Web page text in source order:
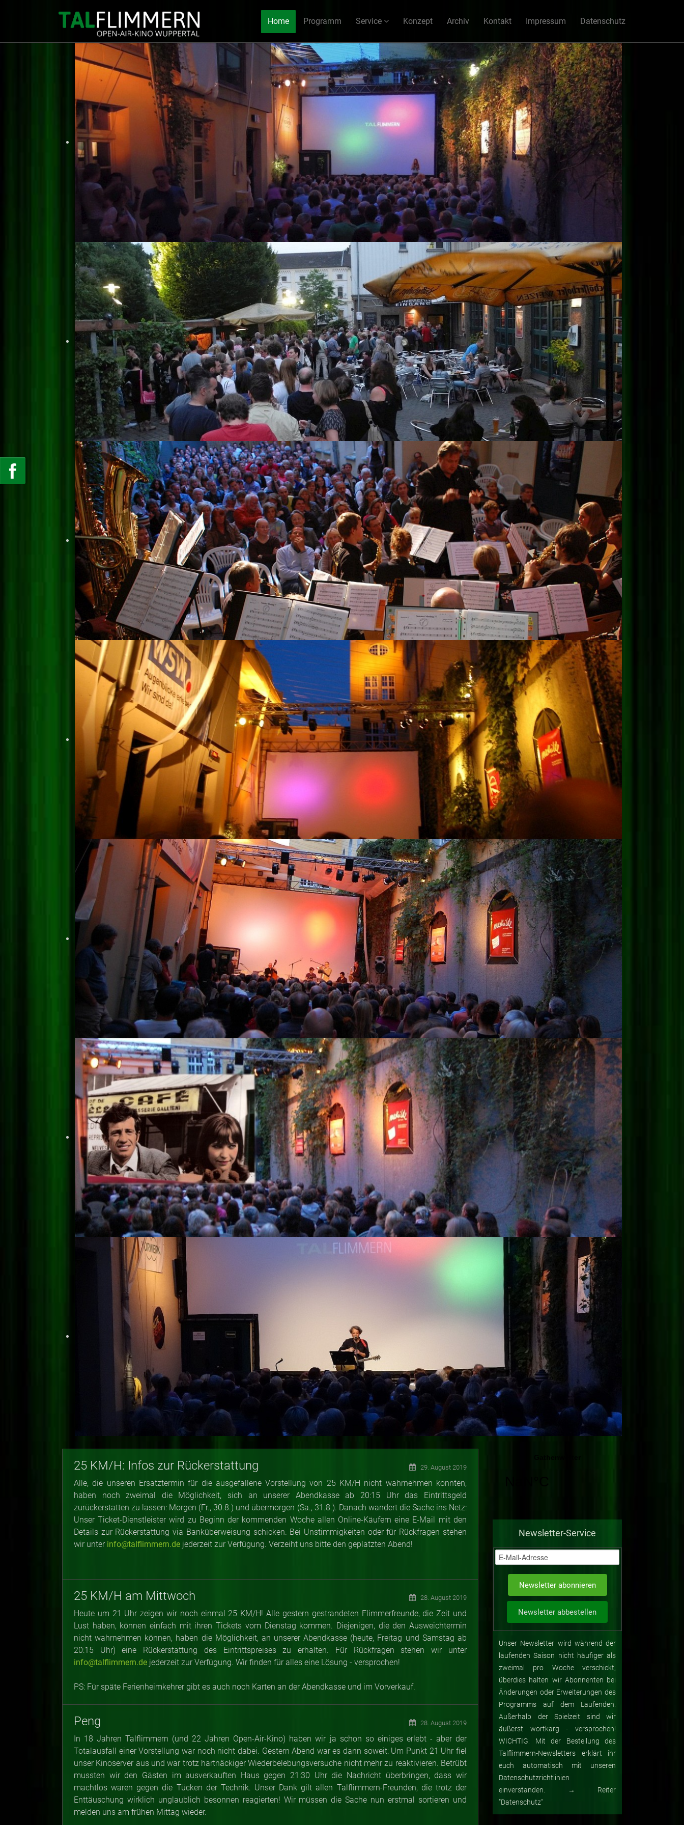
Home Programm Service Konzept Archiv Kontakt Impressum Datenschutz
25 KM/H: Infos zur Rückerstattung 29. August 2019
Alle, die unseren Ersatztermin für die ausgefallene Vorstellung von 25 KM/H nicht wahrnehmen konnten,
haben noch zweimal die Möglichkeit, sich an unserer Abendkasse ab 20:15 Uhr das Eintrittsgeld
zurückerstatten zu lassen: Morgen (Fr., 30.8.) und übermorgen (Sa., 31.8.). Danach wandert die Sache ins Netz:
Unser Ticket-Dienstleister wird zu Beginn der kommenden Woche allen Online-Käufern eine E-Mail mit den
Details zur Rückerstattung via Banküberweisung schicken. Bei Unstimmigkeiten oder für Rückfragen stehen
wir unter info@talflimmern.de jederzeit zur Verfügung. Verzeiht uns bitte den geplatzten Abend!
25 KM/H am Mittwoch 28. August 2019
Heute um 21 Uhr zeigen wir noch einmal 25 KM/H! Alle gestern gestrandeten Flimmerfreunde, die Zeit und
Lust haben, können einfach mit ihren Tickets vom Dienstag kommen. Diejenigen, die den Ausweichtermin
nicht wahrnehmen können, haben die Möglichkeit, an unserer Abendkasse (heute, Freitag und Samstag ab
20:15 Uhr) eine Rückerstattung des Eintrittspreises zu erhalten. Für Rückfragen stehen wir unter
info@talflimmern.de jederzeit zur Verfügung. Wir finden für alles eine Lösung - versprochen!
PS: Für späte Ferienheimkehrer gibt es auch noch Karten an der Abendkasse und im Vorverkauf.
Peng 28. August 2019
In 18 Jahren Talflimmern (und 22 Jahren Open-Air-Kino) haben wir ja schon so einiges erlebt - aber der
Totalausfall einer Vorstellung war noch nicht dabei. Gestern Abend war es dann soweit: Um Punkt 21 Uhr fiel
unser Kinoserver aus und war trotz hartnäckiger Wiederbelebungsversuche nicht mehr zu reaktivieren. Betrübt
mussten wir den Gästen im ausverkauften Haus gegen 21:30 Uhr die Nachricht überbringen, dass wir
machtlos waren gegen die Tücken der Technik. Unser Dank gilt allen Talflimmern-Freunden, die trotz der
Enttäuschung wirklich unglaublich besonnen reagierten! Wir müssen die Sache nun erstmal sortieren und
melden uns am frühen Mittag wieder.
Newsletter-Service
Unser Newsletter wird während der
laufenden Saison nicht häufiger als
zweimal pro Woche verschickt,
überdies halten wir Abonnenten bei
Änderungen oder Erweiterungen des
Programms auf dem Laufenden.
Außerhalb der Spielzeit sind wir
äußerst wortkarg - versprochen!
WICHTIG: Mit der Bestellung des
Talflimmern-Newsletters erklärt ihr
euch automatisch mit unseren
Datenschutzrichtlinien
einverstanden. → Reiter
"Datenschutz"